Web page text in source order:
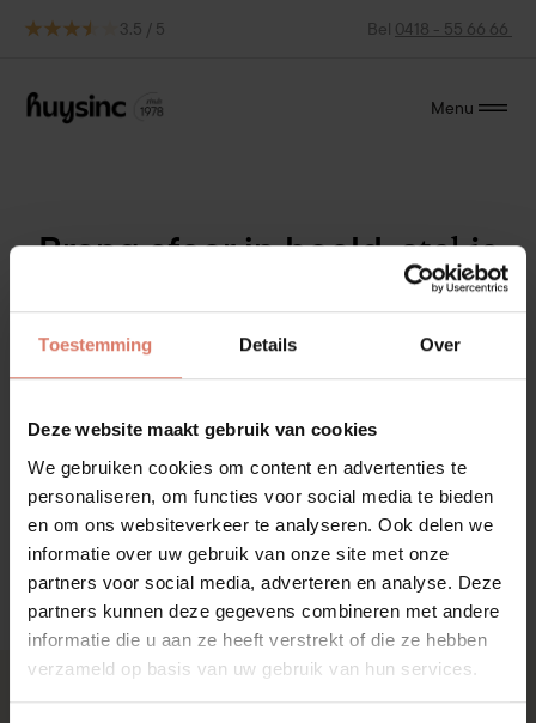
Toestemming Details Over
Deze website maakt gebruik van cookies
We gebruiken cookies om content en advertenties te
personaliseren, om functies voor social media te bieden
en om ons websiteverkeer te analyseren. Ook delen we
informatie over uw gebruik van onze site met onze
partners voor social media, adverteren en analyse. Deze
partners kunnen deze gegevens combineren met andere
informatie die u aan ze heeft verstrekt of die ze hebben
verzameld op basis van uw gebruik van hun services.
3.5 / 5 Bel 0418 - 55 66 66
Menu
Breng sfeer in beeld,stel je
badkamerstijl samen.
Klik op de velden hieronder en kies uit een ruime
selectie beelden, kleuren en afwerkingen. Geef het een
persoonlijke touch met een titel en enkele
met onze moodboard tool. De keuzes worden bewaard
zolang de browser gegevens niet verwijderd worden.
Zo kun je later eenvoudig verder waar je gebleven was.